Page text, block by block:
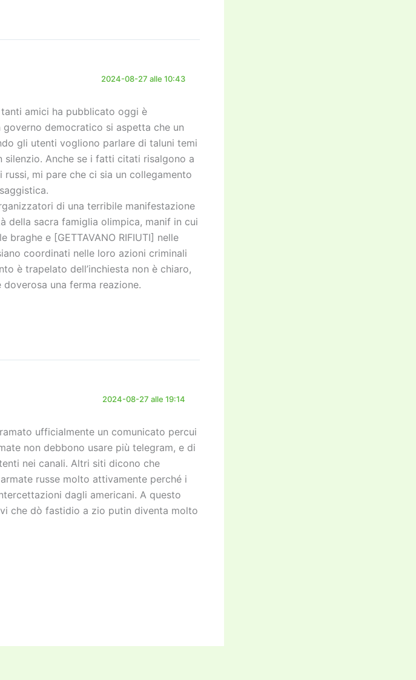
2024-08-27 alle 10:43
amici ha pubblicato oggi è
democratico si aspetta che un
gli utenti vogliono parlare di taluni temi
Anche se i fatti citati risalgono a
mi pare che ci sia un collegamento
di una terribile manifestazione
della sacra famiglia olimpica, manif in cui
e [GETTAVANO RIFIUTI] nelle
coordinati nelle loro azioni criminali
è trapelato dell’inchiesta non è chiaro,
una ferma reazione.
2024-08-27 alle 19:14
ufficialmente un comunicato percui
non debbono usare più telegram, e di
nei canali. Altri siti dicono che
russe molto attivamente perché i
dagli americani. A questo
che dò fastidio a zio putin diventa molto